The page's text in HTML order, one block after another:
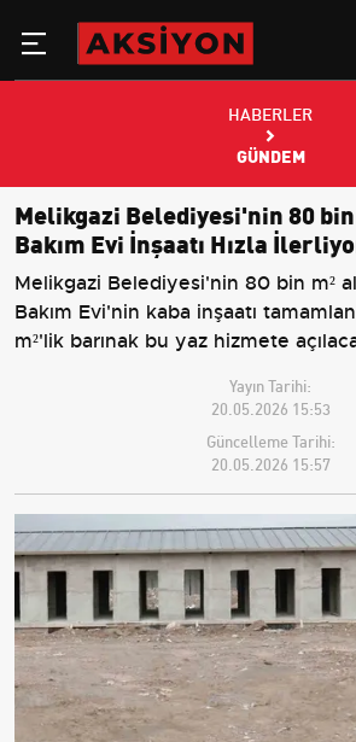
HABERLER
GÜNDEM
Melikgazi Belediyesi'nin 80 bin
Bakım Evi İnşaatı Hızla
Melikgazi Belediyesi'nin 80 bin m²
Bakım Evi'nin kaba inşaatı
m²'lik barınak bu yaz hizmete
Yayın Tarihi:
20.05.2026 15:53
Güncelleme Tarihi:
20.05.2026 15:57